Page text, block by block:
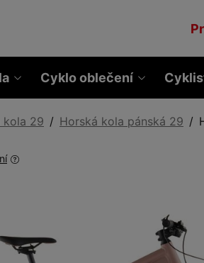
Cyklo oblečení
kola 29 Horská kola pánská 29